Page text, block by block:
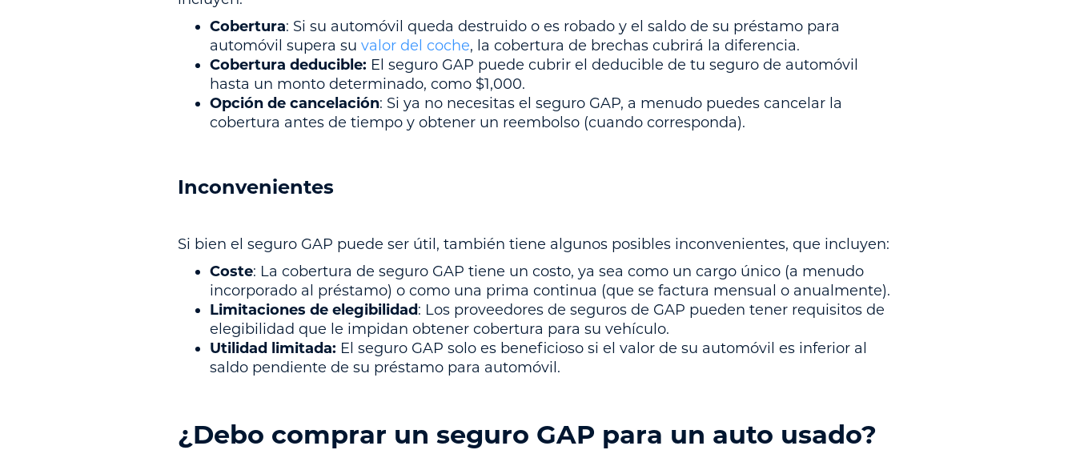
Cobertura: Si su automóvil queda destruido o es robado y el saldo de su préstamo para
automóvil supera su valor del coche, la cobertura de brechas cubrirá la diferencia.
Cobertura deducible: El seguro GAP puede cubrir el deducible de tu seguro de automóvil
hasta un monto determinado, como $1,000.
Opción de cancelación: Si ya no necesitas el seguro GAP, a menudo puedes cancelar la
cobertura antes de tiempo y obtener un reembolso (cuando corresponda).
Inconvenientes
Si bien el seguro GAP puede ser útil, también tiene algunos posibles inconvenientes, que incluyen:
Coste: La cobertura de seguro GAP tiene un costo, ya sea como un cargo único (a menudo
incorporado al préstamo) o como una prima continua (que se factura mensual o anualmente).
Limitaciones de elegibilidad: Los proveedores de seguros de GAP pueden tener requisitos de
elegibilidad que le impidan obtener cobertura para su vehículo.
Utilidad limitada: El seguro GAP solo es beneficioso si el valor de su automóvil es inferior al
saldo pendiente de su préstamo para automóvil.
¿Debo comprar un seguro GAP para un auto usado?